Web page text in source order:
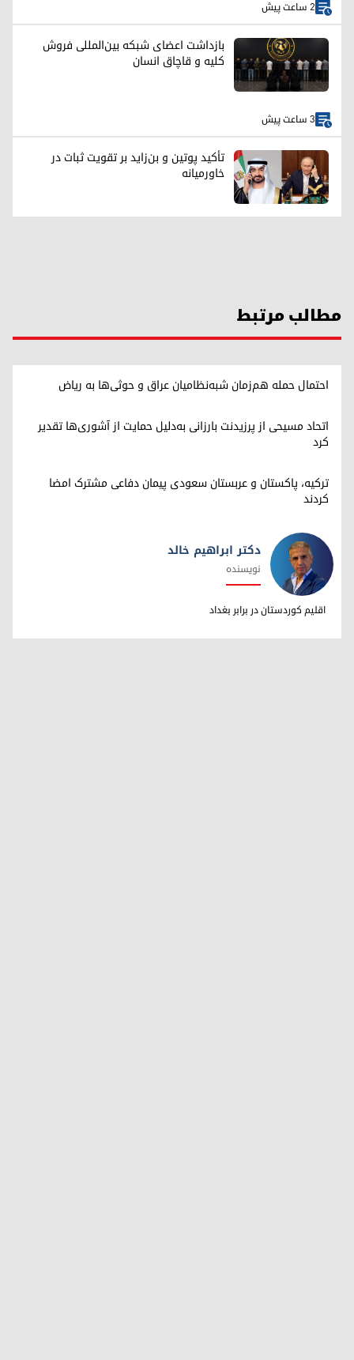
2 ساعت پیش
بازداشت اعضای شبکه بین‌المللی فروش
کلیه و قاچاق انسان
3 ساعت پیش
تأکید پوتین و بن‌زاید بر تقویت ثبات در
خاورمیانه
مطالب مرتبط
احتمال حمله هم‌زمان شبه‌نظامیان عراق و حوثی‌ها به ریاض
اتحاد مسیحی از پرزیدنت بارزانی به‌دلیل حمایت از آشوری‌ها تقدیر
کرد
ترکیه، پاکستان و عربستان سعودی پیمان دفاعی مشترک امضا
کردند
دکتر ابراهیم خالد
دکتر ابراهیم خالد
نویسنده
اقلیم کوردستان در برابر بغداد